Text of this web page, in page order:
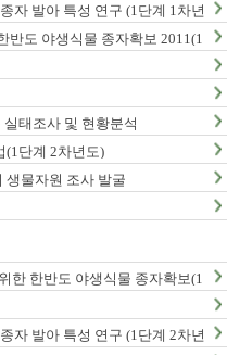
자 발아 특성 연구 (1단계 1차년
반도 야생식물 종자확보 2011(1
실태조사 및 현황분석
(1단계 2차년도)
생물자원 조사 발굴
한 한반도 야생식물 종자확보(1
자 발아 특성 연구 (1단계 2차년